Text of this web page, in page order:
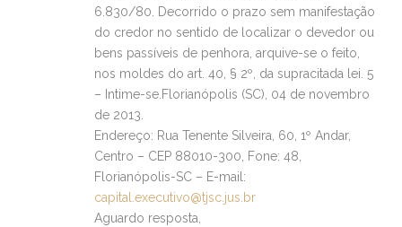
6.830/80. Decorrido o prazo sem manifestação
do credor no sentido de localizar o devedor ou
bens passíveis de penhora, arquive-se o feito,
nos moldes do art. 40, § 2º, da supracitada lei. 5
– Intime-se.Florianópolis (SC), 04 de novembro
de 2013.
Endereço: Rua Tenente Silveira, 60, 1º Andar,
Centro – CEP 88010-300, Fone: 48,
Florianópolis-SC – E-mail:
capital.executivo@tjsc.jus.br
Aguardo resposta,